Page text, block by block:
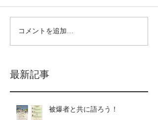
コメントを追加…
最新記事
被爆者と共に語ろう！